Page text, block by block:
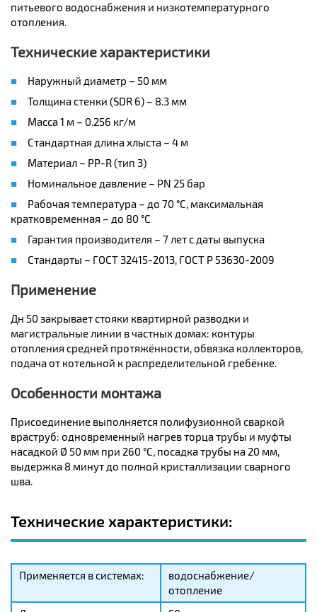
питьевого водоснабжения и низкотемпературного
отопления.
Технические характеристики
Наружный диаметр – 50 мм
Толщина стенки (SDR 6) – 8.3 мм
Масса 1 м – 0.256 кг/м
Стандартная длина хлыста – 4 м
Материал – PP-R (тип 3)
Номинальное давление – PN 25 бар
Рабочая температура – до 70 °C, максимальная
кратковременная – до 80 °C
Гарантия производителя – 7 лет с даты выпуска
Стандарты – ГОСТ 32415-2013, ГОСТ Р 53630-2009
Применение
Дн 50 закрывает стояки квартирной разводки и
магистральные линии в частных домах: контуры
отопления средней протяжённости, обвязка коллекторов,
подача от котельной к распределительной гребёнке.
Особенности монтажа
Присоединение выполняется полифузионной сваркой
враструб: одновременный нагрев торца трубы и муфты
насадкой Ø 50 мм при 260 °C, посадка трубы на 20 мм,
выдержка 8 минут до полной кристаллизации сварного
шва.
Технические характеристики:
Применяется в системах:
водоснабжение/
отопление